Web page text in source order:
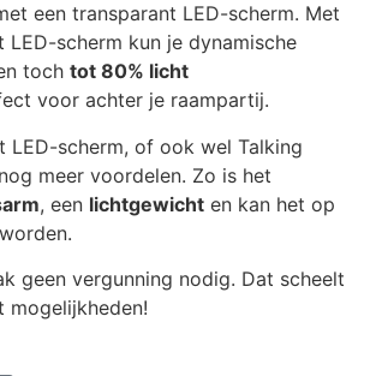
een transparant LED-scherm. Met
LED-scherm kun je dynamische
toch tot 80% licht
voor achter je raampartij.
LED-scherm, of ook wel Talking
meer voordelen. Zo is het
, een lichtgewicht en kan het op
geen vergunning nodig. Dat scheelt
mogelijkheden!